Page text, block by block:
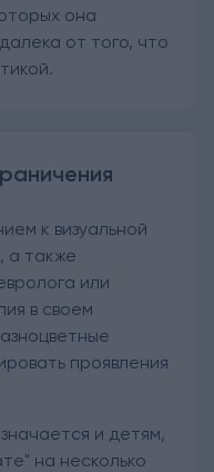
она
от того, что
к визуальной
а также
или
в своем
проявления
и детям,
на несколько